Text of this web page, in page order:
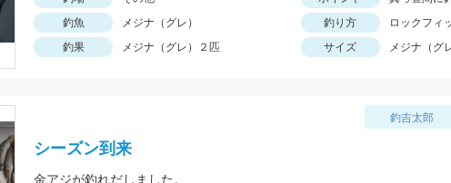
釣魚
メジナ（グレ） 釣り方
ロックフィ
釣果
メジナ（グレ）２匹 サイズ メジナ（グ
釣吉太郎
シーズン到来
金アジが釣れだしました。